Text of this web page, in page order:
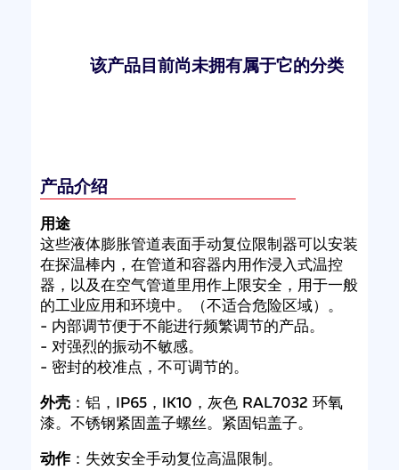
该产品目前尚未拥有属于它的分类
产品介绍
用途
这些液体膨胀管道表面手动复位限制器可以安装
在探温棒内，在管道和容器内用作浸入式温控
器，以及在空气管道里用作上限安全，用于一般
的工业应用和环境中。（不适合危险区域）。
- 内部调节便于不能进行频繁调节的产品。
- 对强烈的振动不敏感。
- 密封的校准点，不可调节的。
外壳：铝，IP65，IK10，灰色 RAL7032 环氧
漆。不锈钢紧固盖子螺丝。紧固铝盖子。
动作：失效安全手动复位高温限制。